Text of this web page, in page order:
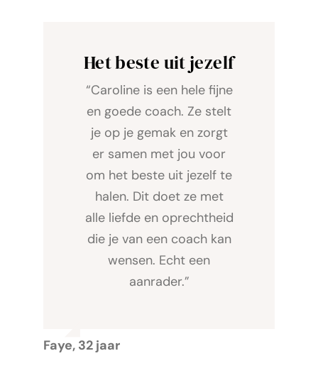
Het beste uit jezelf
“Caroline is een hele fijne
en goede coach. Ze stelt
je op je gemak en zorgt
er samen met jou voor
om het beste uit jezelf te
halen. Dit doet ze met
alle liefde en oprechtheid
die je van een coach kan
wensen. Echt een
aanrader.”
Faye, 32 jaar